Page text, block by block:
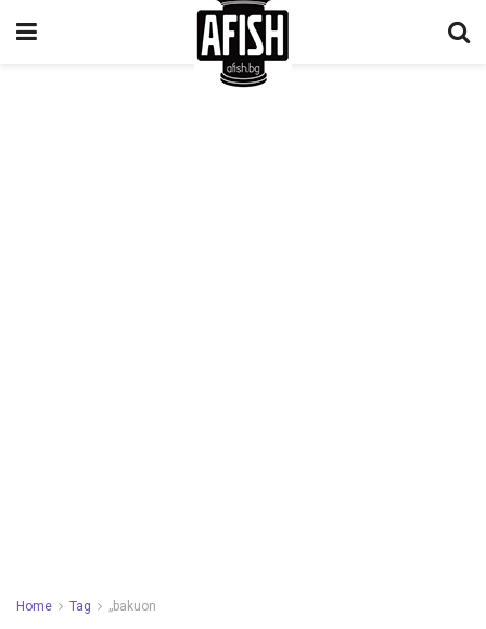
Home Tag „bakuon